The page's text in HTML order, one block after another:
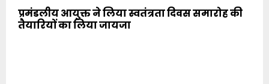
प्रमंडलीय आयुक्त ने लिया स्वतंत्रता दिवस समारोह की
तैयारियों का लिया जायजा